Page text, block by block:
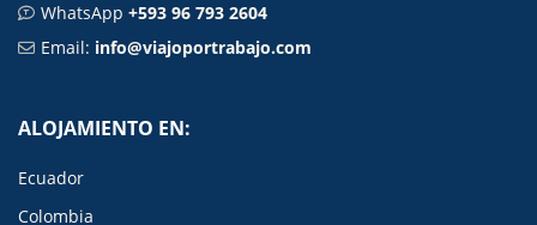
WhatsApp +593 96 793 2604
Email: info@viajoportrabajo.com
ALOJAMIENTO EN:
Ecuador
Colombia